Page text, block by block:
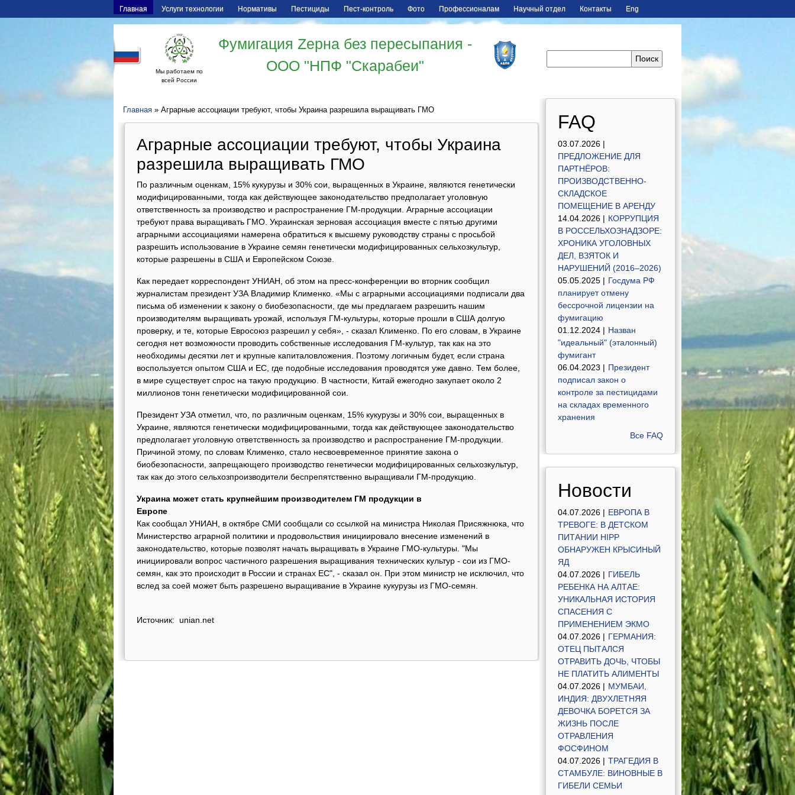
Главная Услуги технологии Нормативы Пестициды Пест-контроль Фото Профессионалам Научный отдел Контакты Eng
Мы работаем по
всей России
Фумигация Zерна без пересыпания -
ООО "НПФ "Скарабеи"
Главная » Аграрные ассоциации требуют, чтобы Украина разрешила выращивать ГМО
Аграрные ассоциации требуют, чтобы Украина
разрешила выращивать ГМО
По различным оценкам, 15% кукурузы и 30% сои, выращенных в Украине, являются генетически
модифицированными, тогда как действующее законодательство предполагает уголовную
ответственность за производство и распространение ГМ-продукции. Аграрные ассоциации
требуют права выращивать ГМО. Украинская зерновая ассоциация вместе с пятью другими
аграрными ассоциациями намерена обратиться к высшему руководству страны с просьбой
разрешить использование в Украине семян генетически модифицированных сельхозкультур,
которые разрешены в США и Европейском Союзе.
Как передает корреспондент УНИАН, об этом на пресс-конференции во вторник сообщил
журналистам президент УЗА Владимир Клименко. «Мы с аграрными ассоциациями подписали два
письма об изменении к закону о биобезопасности, где мы предлагаем разрешить нашим
производителям выращивать урожай, используя ГМ-культуры, которые прошли в США долгую
проверку, и те, которые Евросоюз разрешил у себя», - сказал Клименко. По его словам, в Украине
сегодня нет возможности проводить собственные исследования ГМ-культур, так как на это
необходимы десятки лет и крупные капиталовложения. Поэтому логичным будет, если страна
воспользуется опытом США и ЕС, где подобные исследования проводятся уже давно. Тем более,
в мире существует спрос на такую продукцию. В частности, Китай ежегодно закупает около 2
миллионов тонн генетически модифицированной сои.
Президент УЗА отметил, что, по различным оценкам, 15% кукурузы и 30% сои, выращенных в
Украине, являются генетически модифицированными, тогда как действующее законодательство
предполагает уголовную ответственность за производство и распространение ГМ-продукции.
Причиной этому, по словам Клименко, стало несвоевременное принятие закона о
биобезопасности, запрещающего производство генетически модифицированных сельхозкультур,
так как до этого сельхозпроизводители беспрепятственно выращивали ГМ-продукцию.
Украина может стать крупнейшим производителем ГМ продукции в
Европе
Как сообщал УНИАН, в октябре СМИ сообщали со ссылкой на министра Николая Присяжнюка, что
Министерство аграрной политики и продовольствия инициировало внесение изменений в
законодательство, которые позволят начать выращивать в Украине ГМО-культуры. "Мы
инициировали вопрос частичного разрешения выращивания технических культур - сои из ГМО-
семян, как это происходит в России и странах ЕС", - сказал он. При этом министр не исключил, что
вслед за соей может быть разрешено выращивание в Украине кукурузы из ГМО-семян.
Источник: unian.net
FAQ
03.07.2026 |
ПРЕДЛОЖЕНИЕ ДЛЯ
ПАРТНЁРОВ:
ПРОИЗВОДСТВЕННО-
СКЛАДСКОЕ
ПОМЕЩЕНИЕ В АРЕНДУ
14.04.2026 | КОРРУПЦИЯ
В РОССЕЛЬХОЗНАДЗОРЕ:
ХРОНИКА УГОЛОВНЫХ
ДЕЛ, ВЗЯТОК И
НАРУШЕНИЙ (2016–2026)
05.05.2025 | Госдума РФ
планирует отмену
бессрочной лицензии на
фумигацию
01.12.2024 | Назван
"идеальный" (эталонный)
фумигант
06.04.2023 | Президент
подписал закон о
контроле за пестицидами
на складах временного
хранения
Все FAQ
Новости
04.07.2026 | ЕВРОПА В
ТРЕВОГЕ: В ДЕТСКОМ
ПИТАНИИ HIPP
ОБНАРУЖЕН КРЫСИНЫЙ
ЯД
04.07.2026 | ГИБЕЛЬ
РЕБЕНКА НА АЛТАЕ:
УНИКАЛЬНАЯ ИСТОРИЯ
СПАСЕНИЯ С
ПРИМЕНЕНИЕМ ЭКМО
04.07.2026 | ГЕРМАНИЯ:
ОТЕЦ ПЫТАЛСЯ
ОТРАВИТЬ ДОЧЬ, ЧТОБЫ
НЕ ПЛАТИТЬ АЛИМЕНТЫ
04.07.2026 | МУМБАИ,
ИНДИЯ: ДВУХЛЕТНЯЯ
ДЕВОЧКА БОРЕТСЯ ЗА
ЖИЗНЬ ПОСЛЕ
ОТРАВЛЕНИЯ
ФОСФИНОМ
04.07.2026 | ТРАГЕДИЯ В
СТАМБУЛЕ: ВИНОВНЫЕ В
ГИБЕЛИ СЕМЬИ